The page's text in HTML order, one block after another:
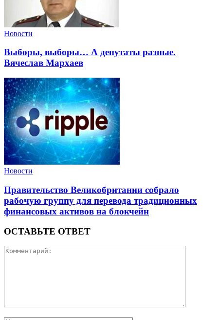
Новости
Выборы, выборы… А депутаты разные.
Вячеслав Мархаев
Новости
Правительство Великобритании собрало
рабочую группу для перевода традиционных
финансовых активов на блокчейн
ОСТАВЬТЕ ОТВЕТ